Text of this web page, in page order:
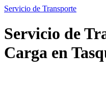
Servicio de Transporte
Servicio de
Carga en